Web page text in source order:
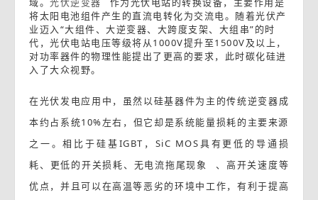
将太阳电池组件产生的直流电转化为交流电。随着光伏产
业迈入“大组件、大逆变器、大跨度支架、大组串”的时
代，光伏电站电压等级将从1000V提升至1500V及以上，
对功率器件的物理性能提出了更高的要求，此时碳化硅进
入了大众视野。
在光伏发电应用中，虽然以硅基器件为主的传统逆变器成
本约占系统10%左右，但它却是系统能量损耗的主要来源
之一。相比于硅基IGBT，SiC MOS具有更低的导通损
耗、更低的开关损耗、无电流拖尾现象
、高开关速度等
优点，并且可以在高温等恶劣的环境中工作，有利于提高